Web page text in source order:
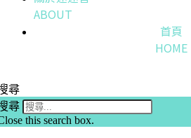
ABOUT
首頁
HOME
尋
尋
this search box.